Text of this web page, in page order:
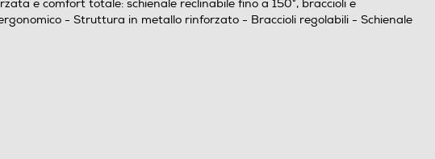
e comfort totale: schienale reclinabile fino a 150°, braccioli e
- Struttura in metallo rinforzato - Braccioli regolabili - Schienale